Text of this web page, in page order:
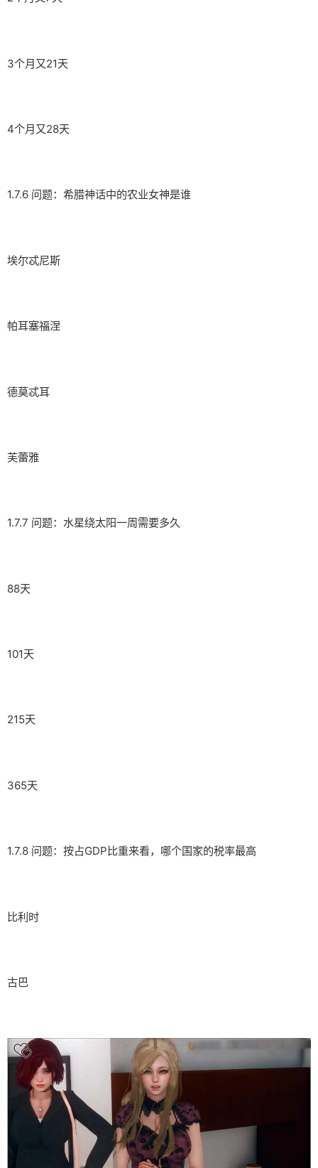
3个月又21天
4个月又28天
1.7.6 问题：希腊神话中的农业女神是谁
埃尔忒尼斯
帕耳塞福涅
德莫忒耳
芙蕾雅
1.7.7 问题：水星绕太阳一周需要多久
88天
101天
215天
365天
1.7.8 问题：按占GDP比重来看，哪个国家的税率最高
比利时
古巴